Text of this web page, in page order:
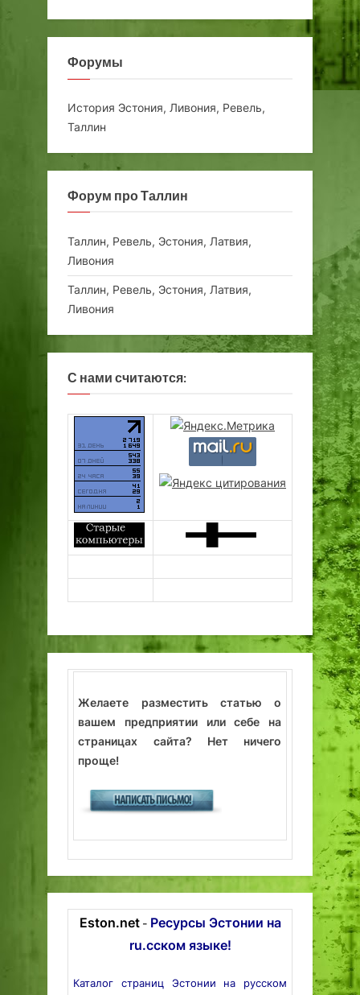
Форумы
История Эстония, Ливония, Ревель,
Таллин
Форум про Таллин
Таллин, Ревель, Эстония, Латвия,
Ливония
Таллин, Ревель, Эстония, Латвия,
Ливония
С нами считаются:
Желаете разместить статью о
вашем предприятии или себе на
страницах сайта? Нет ничего
проще!
Eston.net- Ресурсы Эстонии на
ru.сском языке!
Каталог страниц Эстонии на русском